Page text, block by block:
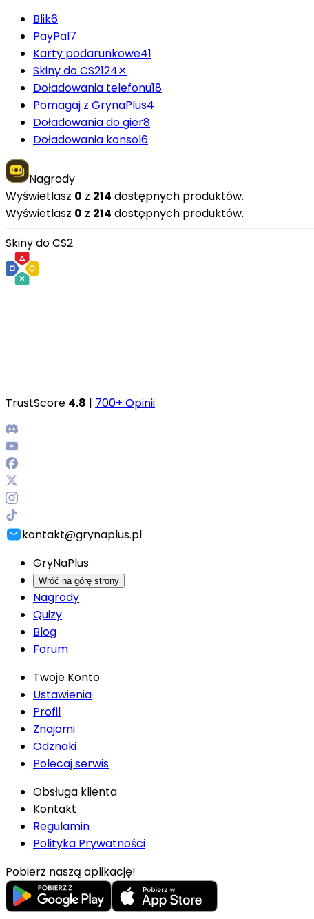
Blik6
PayPal7
Karty podarunkowe41
Skiny do CS2124✕
Doładowania telefonu18
Pomagaj z GrynaPlus4
Doładowania do gier8
Doładowania konsol6
Nagrody
Wyświetlasz 0 z 214 dostępnych produktów.
Wyświetlasz 0 z 214 dostępnych produktów.
Skiny do CS2
TrustScore 4.8 | 700+ Opinii
kontakt@grynaplus.pl
GryNaPlus
Wróć na górę strony
Nagrody
Quizy
Blog
Forum
Twoje Konto
Ustawienia
Profil
Znajomi
Odznaki
Polecaj serwis
Obsługa klienta
Kontakt
Regulamin
Polityka Prywatności
Pobierz naszą aplikację!